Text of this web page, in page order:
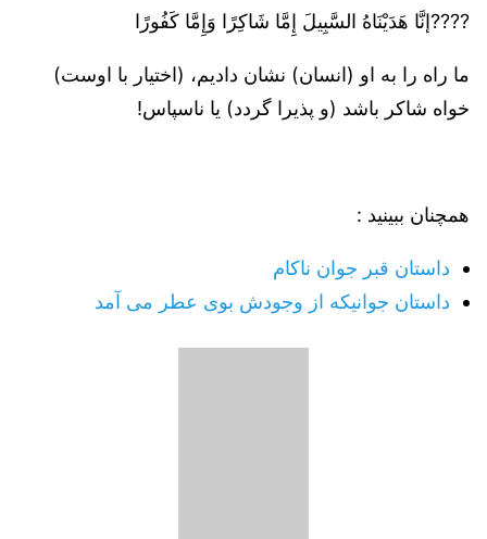
????إنَّا هَدَيْنَاهُ السَّبِيلَ إِمَّا شَاكِرًا وَإِمَّا كَفُورًا
ما راه را به او (انسان) نشان دادیم، (اختیار با اوست)
خواه شاکر باشد (و پذیرا گردد) یا ناسپاس!
همچنان ببینید :
داستان قبر جوان ناکام
داستان جوانیکه از وجودش بوی عطر می آمد